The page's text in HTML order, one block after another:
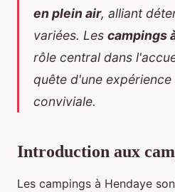
en plein air, alliant
variées. Les campings
rôle central dans
quête d'une
conviviale.
Introduction aux
Les campings à Hendaye